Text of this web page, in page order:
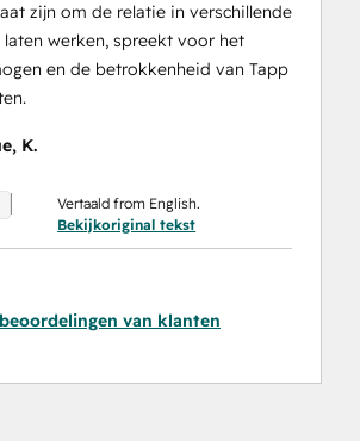
zijn om de relatie in verschillende
werken, spreekt voor het
en de betrokkenheid van Tapp
K.
Vertaald from English.
Bekijkoriginal tekst
van klanten